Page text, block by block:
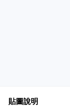
貼圖說明